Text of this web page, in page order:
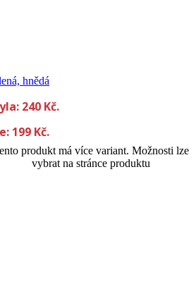
hnědá
240 Kč.
199 Kč.
produkt má více variant. Možnosti lze
vybrat na stránce produktu